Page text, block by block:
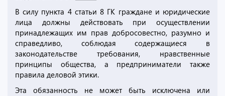
В силу пункта 4 статьи 8 ГК граждане и юридические
лица должны действовать при осуществлении
принадлежащих им прав добросовестно, разумно и
справедливо, соблюдая содержащиеся в
законодательстве требования, нравственные
принципы общества, а предприниматели также
правила деловой этики.
Эта обязанность не может быть исключена или